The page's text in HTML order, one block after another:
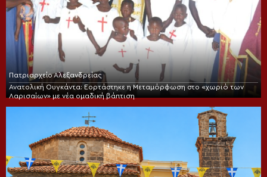
Πατριαρχείο Αλεξανδρείας
Ανατολική Ουγκάντα: Εορτάστηκε η Μεταμόρφωση στο «χωριό των
Λαρισαίων» με νέα ομαδική βάπτιση